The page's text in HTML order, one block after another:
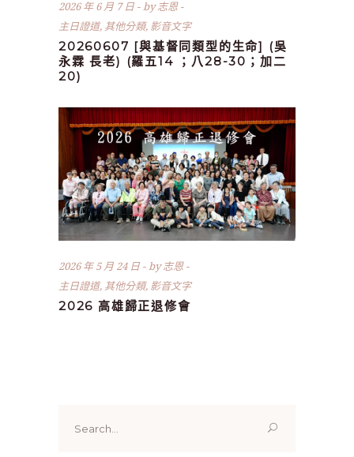
2026 年 6 月 7 日 by志恩
主日證道, 其他分類, 影音文字
20260607 [與基督同類型的生命] (吳
永霖 長老) (羅五14 ；八28-30；加二
20)
2026 年 5 月 24 日 by志恩
主日證道, 其他分類, 影音文字
2026 高雄歸正退修會
for: